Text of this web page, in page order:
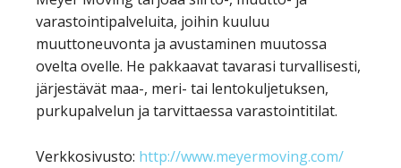
varastointipalveluita, joihin kuuluu
muuttoneuvonta ja avustaminen muutossa
ovelta ovelle. He pakkaavat tavarasi turvallisesti,
järjestävät maa-, meri- tai lentokuljetuksen,
purkupalvelun ja tarvittaessa varastointitilat.
Verkkosivusto: http://www.meyermoving.com/